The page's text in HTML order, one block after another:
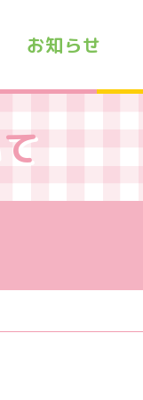
お知らせ